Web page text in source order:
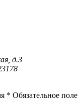
д.3
* Обязательное поле